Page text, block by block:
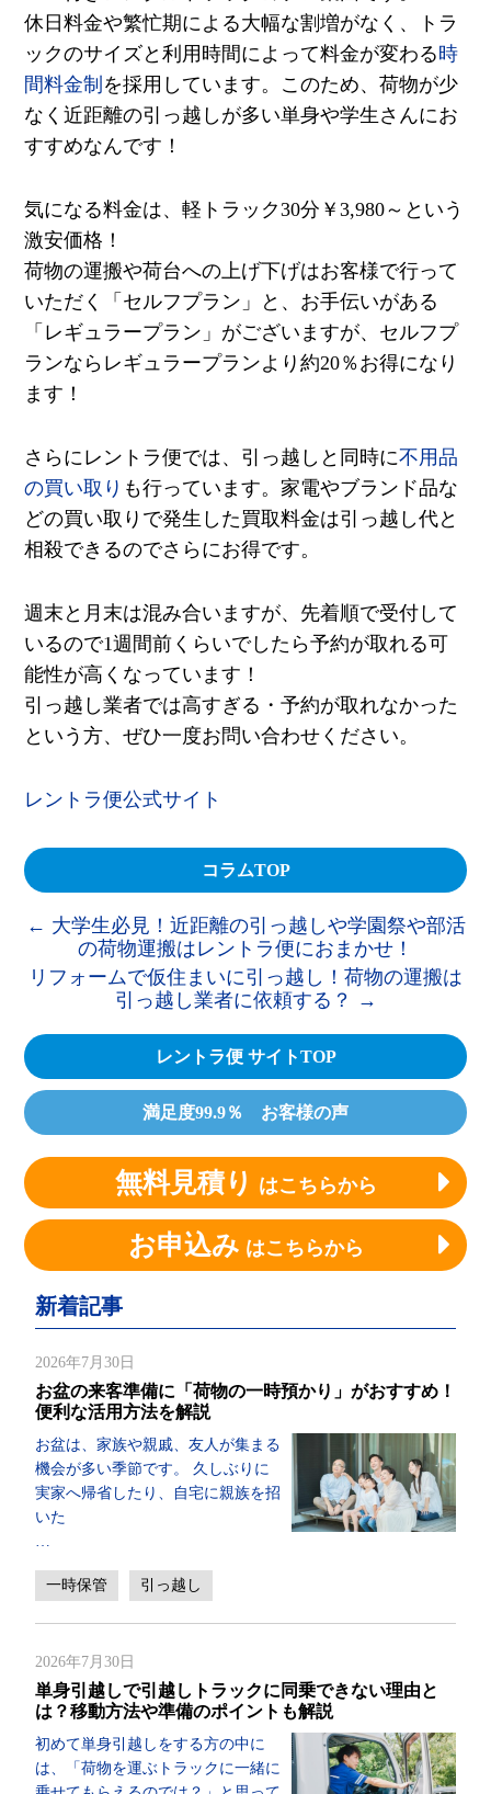
休日料金や繁忙期による大幅な割増がなく、トラ
ックのサイズと利用時間によって料金が変わる時
間料金制 を採用しています。このため、荷物が少
なく近距離の引っ越しが多い単身や学生さんにお
すすめなんです！
気になる料金は、軽トラック30分￥ 3,980～という
激安価格！
荷物の運搬や荷台への上げ下げはお客様で行って
いただく「セルフプラン」と、お手伝いがある
「レギュラープラン」がございますが、セルフプ
ランならレギュラープランより約20％お得になり
ます！
さらにレントラ便では、引っ越しと同時に不用品
の買い取り も行っています。家電やブランド品な
どの買い取りで発生した買取料金は引っ越し代と
相殺できるのでさらにお得です。
週末と月末は混み合いますが、先着順で受付して
いるので1週間前くらいでしたら予約が取れる可
能性が高くなっています！
引っ越し業者では高すぎる・予約が取れなかった
という方、ぜひ一度お問い合わせください。
レントラ便公式サイト
コラムTOP
← 大学生必見！近距離の引っ越しや学園祭や部活
の荷物運搬はレントラ便におまかせ！
リフォームで仮住まいに引っ越し！荷物の運搬は
引っ越し業者に依頼する？
→
レントラ便 サイトTOP
満足度99.9％ お客様の声
無料見積り はこちらから
お申込み はこちらから
新着記事
2026年7月30日
お盆の来客準備に「荷物の一時預かり」がおすすめ！
便利な活用方法を解説
お盆は、家族や親戚、友人が集まる
機会が多い季節です。 久しぶりに
実家へ帰省したり、自宅に親族を招
いた
一時保管 引っ越し
2026年7月30日
単身引越しで引越しトラックに同乗できない理由と
は？移動方法や準備のポイントも解説
初めて単身引越しをする方の中に
は、「荷物を運ぶトラックに一緒に